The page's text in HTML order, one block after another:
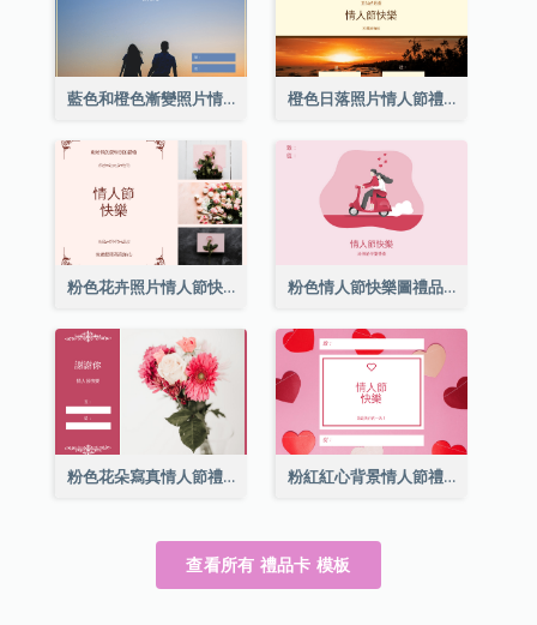
藍色和橙色漸變照片情人節禮品卡 橙色日落照片情人節禮品卡
粉色花卉照片情人節快樂禮品卡 粉色情人節快樂圖禮品卡
粉色花朵寫真情人節禮品卡 粉紅紅心背景情人節禮品卡
查看所有 禮品卡 模板